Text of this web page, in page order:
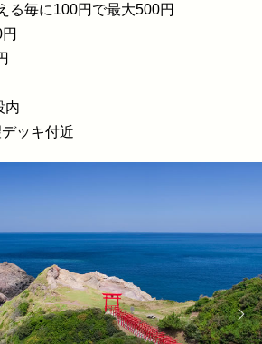
100円で最大500円
内
ッキ付近